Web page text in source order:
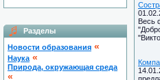
Разделы
Новости образования «
Наука «
Природа, окружающая среда
«
Весь